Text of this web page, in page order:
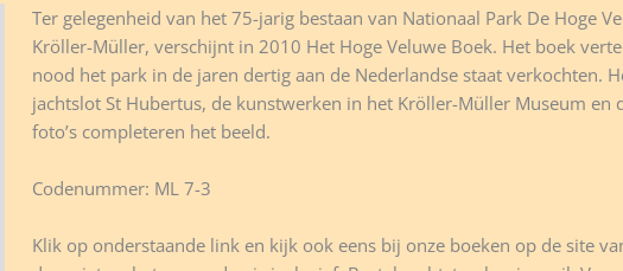
Nijhoff
&
E.
Pelzers
hoeveelheid
Ter gelegenheid van het 75-jarig bestaan van Nationaal Park De Hoge
Kröller-Müller, verschijnt in 2010 Het Hoge Veluwe Boek. Het boek
nood het park in de jaren dertig aan de Nederlandse staat verkochten.
jachtslot St Hubertus, de kunstwerken in het Kröller-Müller Museum
foto’s completeren het beeld.
Codenummer: ML 7-3
Klik op onderstaande link en kijk ook eens bij onze boeken op de site